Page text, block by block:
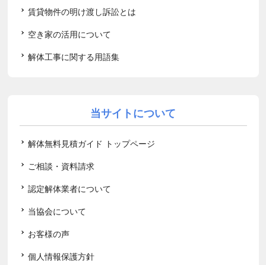
賃貸物件の明け渡し訴訟とは
空き家の活用について
解体工事に関する用語集
当サイトについて
解体無料見積ガイド トップページ
ご相談・資料請求
認定解体業者について
当協会について
お客様の声
個人情報保護方針